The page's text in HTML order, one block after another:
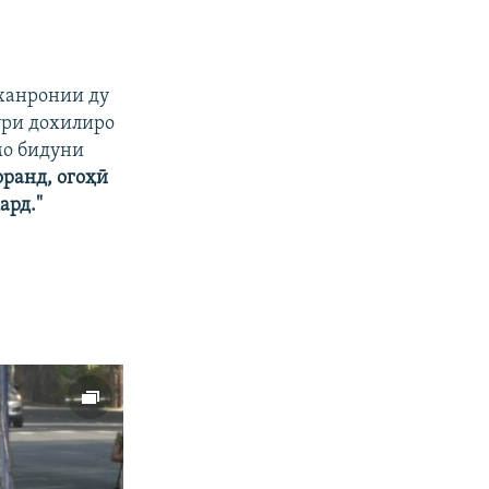
ду
дохилиро
бидуни
огоҳӣ